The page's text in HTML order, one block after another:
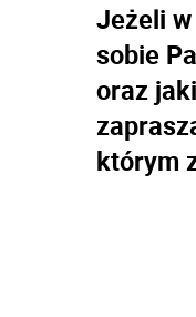
Jeżeli
sobie
oraz
którym